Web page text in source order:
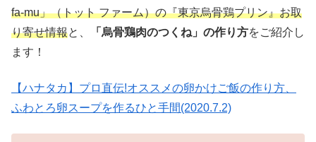
fa-mu」（トット ファーム）の『東京烏骨鶏プリン』お取
り寄せ情報と、 「烏骨鶏肉のつくね」の作り方をご紹介し
ます！
【ハナタカ】プロ直伝!オススメの卵かけご飯の作り方、
ふわとろ卵スープを作るひと手間(2020.7.2)